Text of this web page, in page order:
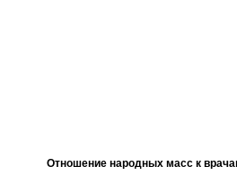
Отношение народных масс к